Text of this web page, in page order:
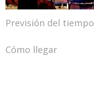
Previsión del tiempo
Cómo llegar